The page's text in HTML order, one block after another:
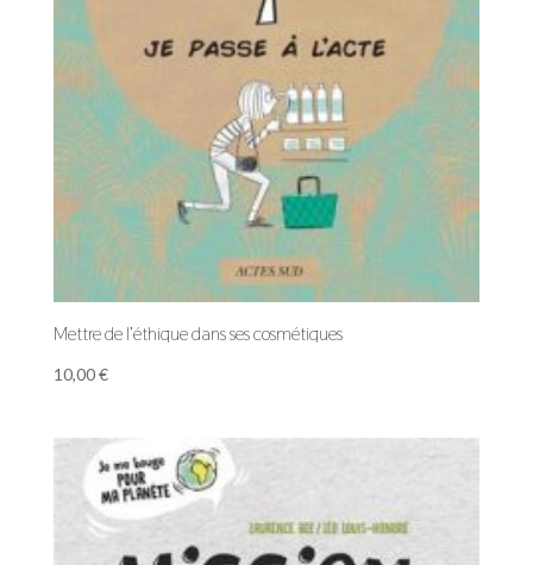
Mettre de l’éthique dans ses cosmétiques
10,00€